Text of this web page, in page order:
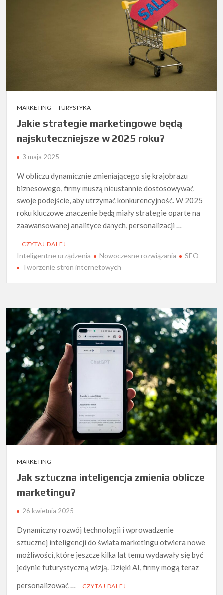
MARKETING TURYSTYKA
Jakie strategie marketingowe będą
najskuteczniejsze w 2025 roku?
3 maja 2025
W obliczu dynamicznie zmieniającego się krajobrazu
biznesowego, firmy muszą nieustannie dostosowywać
swoje podejście, aby utrzymać konkurencyjność. W 2025
roku kluczowe znaczenie będą miały strategie oparte na
zaawansowanej analityce danych, personalizacji …
CZYTAJ DALEJ
Inteligentne urządzenia Nowoczesne rozwiązania
SEO
Tworzenie stron internetowych
MARKETING
Jak sztuczna inteligencja zmienia oblicze
marketingu?
26 kwietnia 2025
Dynamiczny rozwój technologii i wprowadzenie
sztucznej inteligencji do świata marketingu otwiera nowe
możliwości, które jeszcze kilka lat temu wydawały się być
jedynie futurystyczną wizją. Dzięki AI, firmy mogą teraz
personalizować …
CZYTAJ DALEJ